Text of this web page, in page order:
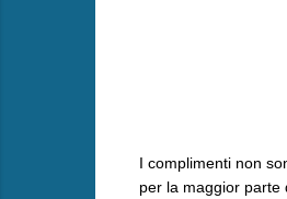
I complimenti non
per la maggior parte